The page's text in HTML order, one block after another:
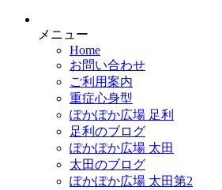
メニュー
Home
お問い合わせ
ご利用案内
重症心身型
ぽかぽか広場 足利
足利のブログ
ぽかぽか広場 太田
太田のブログ
ぽかぽか広場 太田第2